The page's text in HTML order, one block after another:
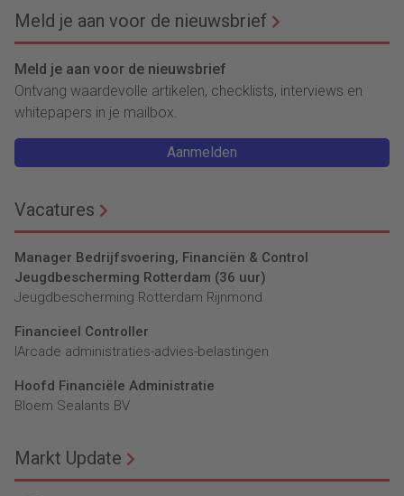
Meld je aan voor de nieuwsbrief
Meld je aan voor de nieuwsbrief
Ontvang waardevolle artikelen, checklists, interviews en
whitepapers in je mailbox.
Aanmelden
Vacatures
Manager Bedrijfsvoering, Financiën & Control
Jeugdbescherming Rotterdam (36 uur)
Jeugdbescherming Rotterdam Rijnmond
Financieel Controller
lArcade administraties-advies-belastingen
Hoofd Financiële Administratie
Bloem Sealants BV
Markt Update